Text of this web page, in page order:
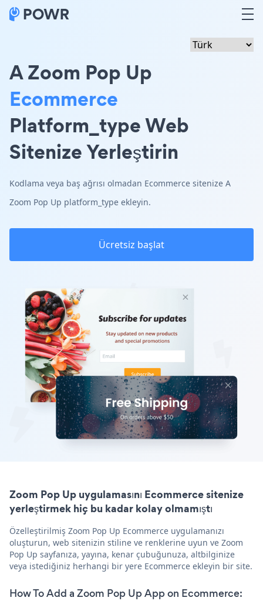
A Zoom Pop Up
Ecommerce
Platform_type Web
Sitenize Yerleştirin
Kodlama veya baş ağrısı olmadan Ecommerce sitenize A
Zoom Pop Up platform_type ekleyin.
Ücretsiz başlat
Zoom Pop Up uygulamasını Ecommerce sitenize
yerleştirmek hiç bu kadar kolay olmamıştı
Özelleştirilmiş Zoom Pop Up Ecommerce uygulamanızı
oluşturun, web sitenizin stiline ve renklerine uyun ve Zoom
Pop Up sayfanıza, yayına, kenar çubuğunuza, altbilginize
veya istediğiniz herhangi bir yere Ecommerce ekleyin bir site.
How To Add a Zoom Pop Up App on Ecommerce: